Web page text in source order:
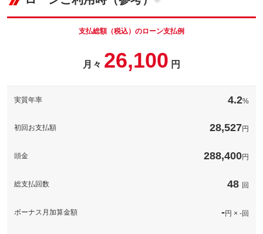
字をお客様の愛車にも！※一部取得出来ないナンバーもございま
す。※人気の数字等は、抽選になることがございます。ご了承く
備考
このパックの見積もり依頼（無料）
車両本体価
133.1
支払総額（税込）のローン支払例
月々 26,100 円
実質年率 4.2%
初回お支払額 28,527円
頭金 288,400円
総支払回数 48 回
ボーナス月加算金額 -円 × -回